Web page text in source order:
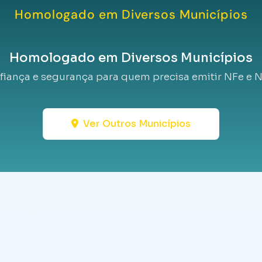
Homologado em Diversos Municípios
Homologado em Diversos Municípios
e segurança para quem precisa emitir NFe e
Ver Outros Municípios